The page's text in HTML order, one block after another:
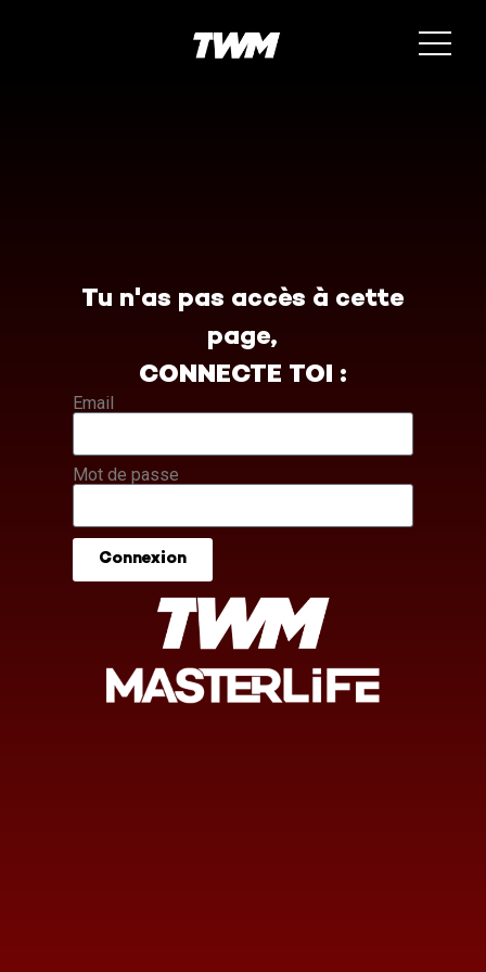
Tu n'as pas accès à cette
page,
CONNECTE TOI :
Email
Mot de passe
Connexion